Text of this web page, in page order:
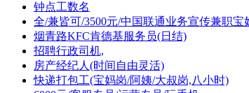
钟点工数名
全/兼皆可/3500元/中国联通业务宣传兼职宝
烟青路KFC肯德基服务员(日结)
招聘行政司机,
房产经纪人(时间自由灵活)
快递打包工(宝妈岗/阿姨/大叔岗,八小时)